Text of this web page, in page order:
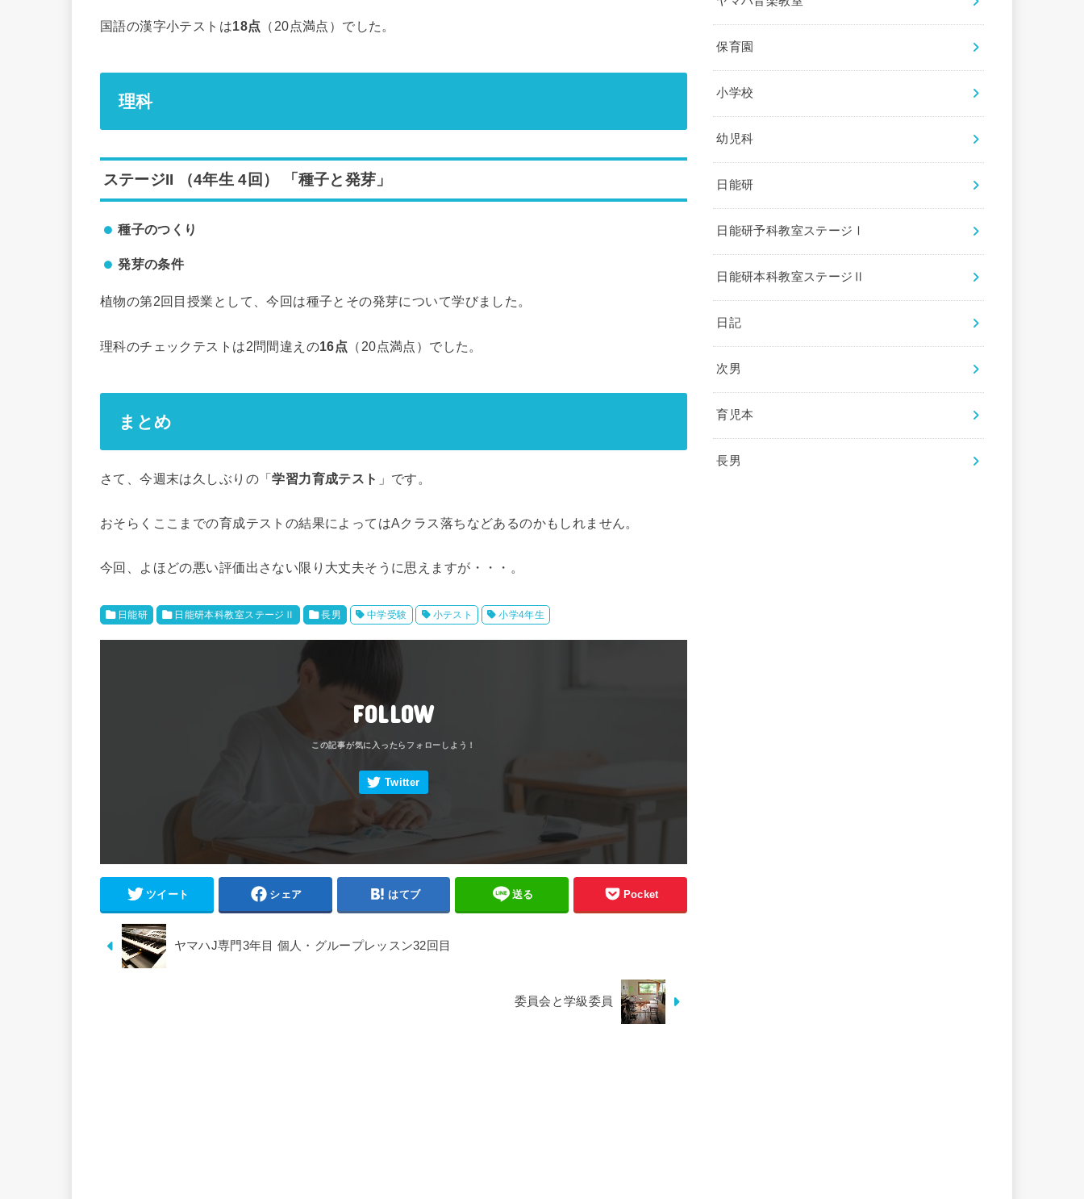
国語の漢字小テストは18点 （20点満点）でした。
理科
ステージII （4年生 4回） 「種子と発芽」
種子のつくり
発芽の条件
植物の第2回目授業として、今回は種子とその発芽について学びました。
理科のチェックテストは2問間違えの16点 （20点満点）でした。
まとめ
さて、今週末は久しぶりの「学習力育成テスト 」です。
おそらくここまでの育成テストの結果によってはAクラス落ちなどあるのかもしれません。
今回、よほどの悪い評価出さない限り大丈夫そうに思えますが・・・。
日能研 日能研本科教室ステージⅡ 長男 中学受験 小テスト 小学4年生
FOLLOW
ツイート シェア はてブ 送る Pocket
ヤマハJ専門3年目 個人・グループレッスン32回目
委員会と学級委員
保育園
小学校
幼児科
日能研
日能研予科教室ステージⅠ
日能研本科教室ステージⅡ
日記
次男
育児本
長男